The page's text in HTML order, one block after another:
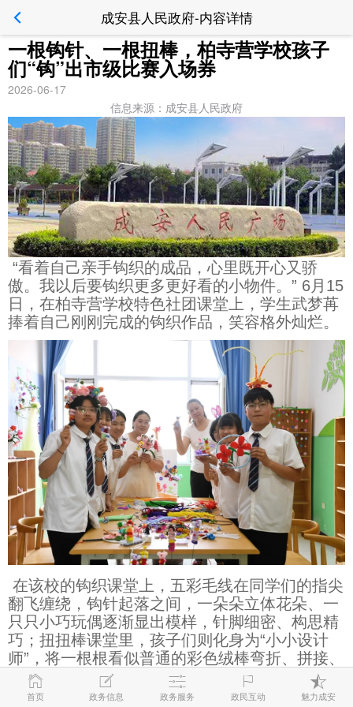
首页 政务信息 政务服务 政民互动 魅力成安
成安县人民政府-内容详情
一根钩针、一根扭棒，柏寺营学校孩子
们“钩”出市级比赛入场券
2026-06-17
信息来源：成安县人民政府
“看着自己亲手钩织的成品，心里既开心又骄
傲。我以后要钩织更多更好看的小物件。” 6月15
日，在柏寺营学校特色社团课堂上，学生武梦苒
捧着自己刚刚完成的钩织作品，笑容格外灿烂。
在该校的钩织课堂上，五彩毛线在同学们的指尖
翻飞缠绕，钩针起落之间，一朵朵立体花朵、一
只只小巧玩偶逐渐显出模样，针脚细密、构思精
巧；扭扭棒课堂里，孩子们则化身为“小小设计
师”，将一根根看似普通的彩色绒棒弯折、拼接、
组合，变幻出摇曳生姿的“扭扭花”和形态各异的
创意摆件。每一件作品都童趣盎然、独具匠心，